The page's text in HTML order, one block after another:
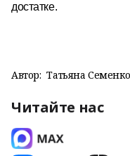
достатке.
Автор: Татьяна Семенко
Читайте нас